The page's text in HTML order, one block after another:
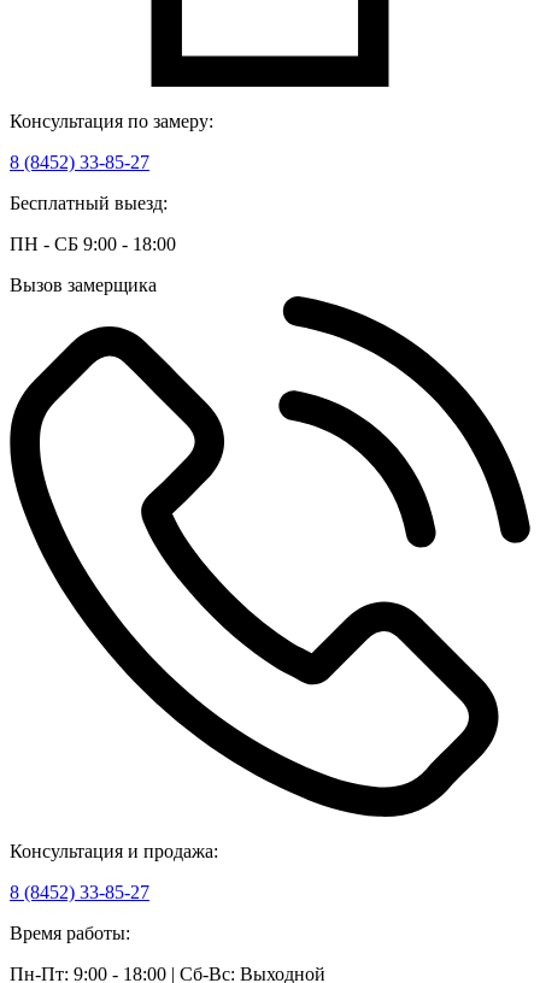
Консультация по замеру:
8 (8452) 33-85-27
Бесплатный выезд:
ПН - СБ 9:00 - 18:00
Вызов замерщика
Консультация и продажа:
8 (8452) 33-85-27
Время работы:
Пн-Пт: 9:00 - 18:00 | Сб-Вс: Выходной